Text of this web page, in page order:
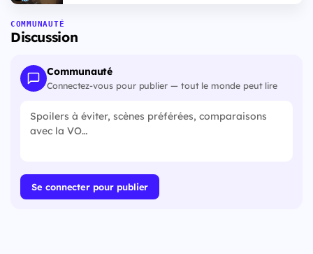
COMMUNAUTÉ
Discussion
Communauté
Connectez-vous pour publier — tout le monde peut lire
Se connecter pour publier